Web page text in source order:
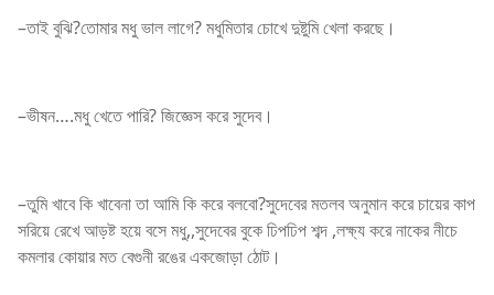
–তাই বুঝি?তোমার মধু ভাল লাগে? মধুমিতার চোখে দুষ্টুমি খেলা করছে।
–ভীষন….মধু খেতে পারি? জিজ্ঞেস করে সুদেব।
–তুমি খাবে কি খাবেনা তা আমি কি করে বলবো?সুদেবের মতলব অনুমান করে চায়ের কাপ
সরিয়ে রেখে আড়ষ্ট হয়ে বসে মধু,,সুদেবের বুকে ঢিপঢিপ শব্দ ,লক্ষ্য করে নাকের নীচে
কমলার কোয়ার মত বেগুনী রঙের একজোড়া ঠোট।